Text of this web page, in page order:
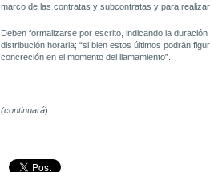
marco de las contratas y subcontratas y para
Deben formalizarse por escrito, indicando la
distribución horaria; “si bien estos últimos podrán
concreción en el momento del llamamiento”.
(continuará)